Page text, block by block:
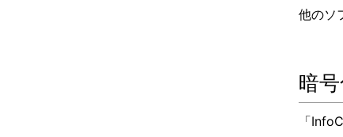
他のソ
暗
「